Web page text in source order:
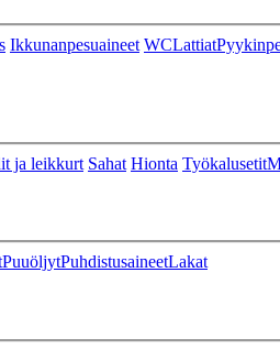
Ikkunanpesuaineet WCLattiat
ja leikkurt Sahat Hionta Työkalusetit
PuuöljytPuhdistusaineetLakat